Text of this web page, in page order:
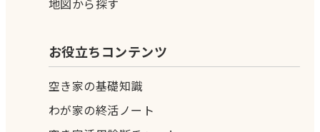
お役立ちコンテンツ
空き家の基礎知識
わが家の終活ノート